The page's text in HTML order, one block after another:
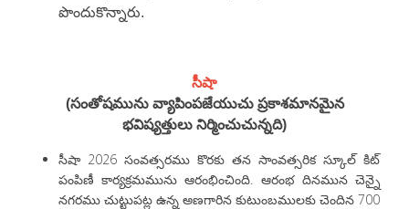
పొందుకొన్నారు.
సీషా
(సంతోషమును వ్యాపింపజేయుచు ప్రకాశమానమైన
భవిష్యత్తులు నిర్మించుచున్నది)
సీషా 2026 సంవత్సరము కొరకు తన సాంవత్సరిక స్కూల్ కిట్
పంపిణీ కార్యక్రమమును ఆరంభించింది. ఆరంభ దినమున చెన్నై
నగరము చుట్టుపట్ల ఉన్న అణగారిన కుటుంబములకు చెందిన 700